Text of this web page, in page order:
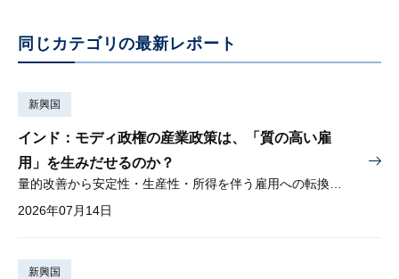
同じカテゴリの最新レポート
新興国
インド：モディ政権の産業政策は、「質の高い雇
用」を生みだせるのか？
2026年07月14日
新興国